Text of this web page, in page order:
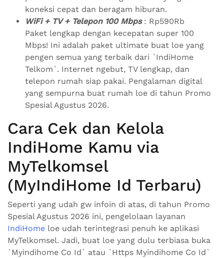
koneksi cepat dan beragam hiburan.
WiFi + TV + Telepon 100 Mbps: Rp590Rb
Paket lengkap dengan kecepatan super 100
Mbps! Ini adalah paket ultimate buat loe yang
pengen semua yang terbaik dari `IndiHome
Telkom`. Internet ngebut, TV lengkap, dan
telepon rumah siap pakai. Pengalaman digital
yang sempurna buat rumah loe di tahun Promo
Spesial Agustus 2026.
Cara Cek dan Kelola
IndiHome Kamu via
MyTelkomsel
(MyIndiHome Id Terbaru)
Seperti yang udah gw infoin di atas, di tahun Promo
Spesial Agustus 2026 ini, pengelolaan layanan
IndiHome loe udah terintegrasi penuh ke aplikasi
MyTelkomsel. Jadi, buat loe yang dulu terbiasa buka
`Myindihome Co Id` atau `Https Myindihome Co Id`